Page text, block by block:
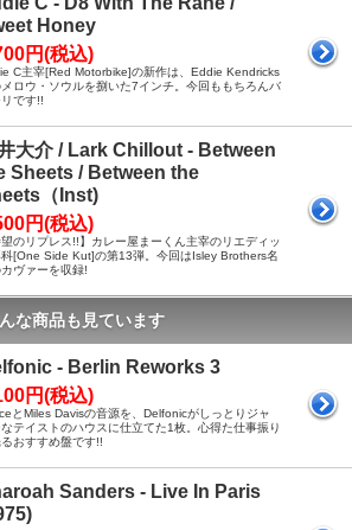
Honey
円(税込)
C主宰[Red Motorbike]の新作は、Eddie Kendricks
ロウ・ソウルを捌いた7インチ。今回ももちろんバ
です!!
大介 / Lark Chillout - Between
Sheets / Between the
（Inst)
円(税込)
望のリプレス!!】カレー屋まーくん主宰のリエディッ
科[One Side Kut]の第13弾。今回はIsley Brothers名
ヴァーを収録!
な商品も見ています
- Berlin Reworks 3
円(税込)
とMiles Davisの音源を、Delfonicがしっとりジャ
なテイストのハウスに仕立てた1枚。心得た仕事振り
おすすめ盤です!!
Sanders - Live In Paris